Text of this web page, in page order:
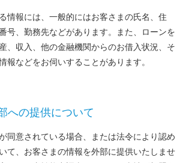
情報には、一般的にはお客さまの氏名、住
号、勤務先などがあります。また、ローンを
、収入、他の金融機関からのお借入状況、そ
報などをお伺いすることがあります。
への提供について
同意されている場合、または法令により認め
て、お客さまの情報を外部に提供いたしませ